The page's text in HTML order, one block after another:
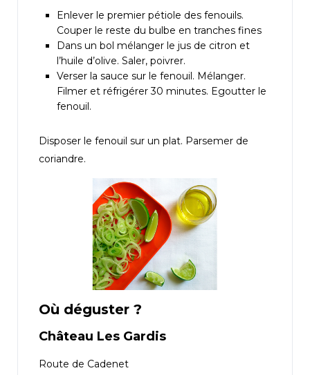
Enlever le premier pétiole des fenouils.
Couper le reste du bulbe en tranches fines
Dans un bol mélanger le jus de citron et
l’huile d’olive. Saler, poivrer.
Verser la sauce sur le fenouil. Mélanger.
Filmer et réfrigérer 30 minutes. Egoutter le
fenouil.
Disposer le fenouil sur un plat. Parsemer de
coriandre.
Où déguster ?
Château Les Gardis
Route de Cadenet